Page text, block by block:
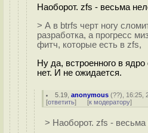
Наоборот. zfs - весьма
> А в btrfs черт ногу
разработка, а прогресс
фитч, которые есть в zfs,
Ну да, встроенного в
нет. И не ожидается.
5.19 ,anonymous (??), 16:25,
[ответить] [к модератору]
> Наоборот. zfs - весьма